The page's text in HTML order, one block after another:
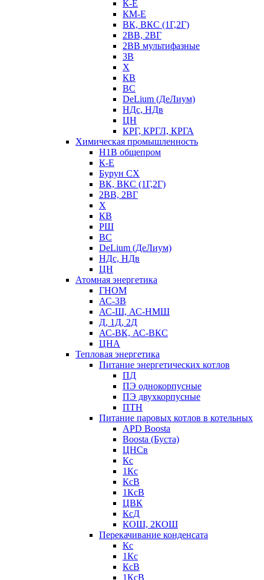
К-Е
КМ-Е
ВК, ВКС (1Г,2Г)
2ВВ, 2ВГ
2ВВ мультифазные
3В
Х
КВ
ВС
DeLium (ДеЛиум)
НДс, НДв
ЦН
КРГ, КРГЛ, КРГА
Химическая промышленность
Н1В общепром
К-Е
Бурун СХ
ВК, ВКС (1Г,2Г)
2ВВ, 2ВГ
Х
КВ
РШ
ВС
DeLium (ДеЛиум)
НДс, НДв
ЦН
Атомная энергетика
ГНОМ
АС-3В
АС-Ш, АС-НМШ
Д, 1Д, 2Д
АС-ВК, АС-ВКС
ЦНА
Тепловая энергетика
Питание энергетических котлов
ПД
ПЭ однокорпусные
ПЭ двухкорпусные
ПТН
Питание паровых котлов в котельных
APD Boosta
Boosta (Буста)
ЦНСв
Кс
1Кс
КсВ
1КсВ
ЦВК
КсД
КОШ, 2КОШ
Перекачивание конденсата
Кс
1Кс
КсВ
1КсВ